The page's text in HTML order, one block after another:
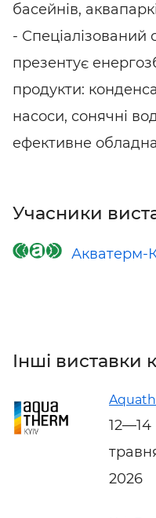
басейнів,
- Спеціалізований
презентує
продукти:
насоси, сонячні
ефективне
Учасники
Акватерм-
Інші виставки
12—14
2026